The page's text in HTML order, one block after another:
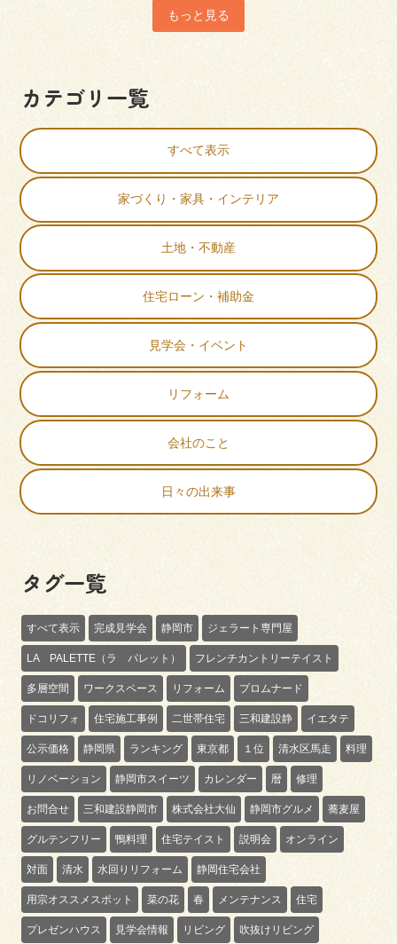
もっと見る
カテゴリ一覧
すべて表示
家づくり・家具・インテリア
土地・不動産
住宅ローン・補助金
見学会・イベント
リフォーム
会社のこと
日々の出来事
タグ一覧
すべて表示 完成見学会 静岡市 ジェラート専門屋
LA PALETTE（ラ パレット） フレンチカントリーテイスト
多層空間 ワークスペース リフォーム プロムナード
ドコリフォ 住宅施工事例 二世帯住宅 三和建設静 イエタテ
公示価格 静岡県 ランキング 東京都 １位 清水区馬走 料理
リノベーション 静岡市スイーツ カレンダー 暦 修理
お問合せ 三和建設静岡市 株式会社大仙 静岡市グルメ 蕎麦屋
グルテンフリー 鴨料理 住宅テイスト 説明会 オンライン
対面 清水 水回りリフォーム 静岡住宅会社
用宗オススメスポット 菜の花 春 メンテナンス 住宅
プレゼンハウス 見学会情報 リビング 吹抜けリビング